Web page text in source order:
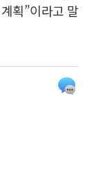
획”이라고 말